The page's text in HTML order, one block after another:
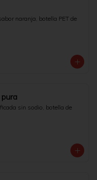
naranja, botella PET de
sin sodio, botella de